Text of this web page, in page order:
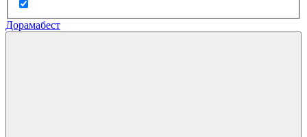
Дорамабест